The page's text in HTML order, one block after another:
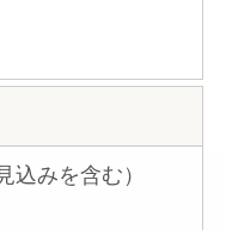
込みを含む）